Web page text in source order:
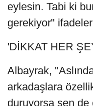
eylesin. Tabi ki
gerekiyor"
'DİKKAT HER
Albayrak,
arkadaşlara
duruyorsa sen